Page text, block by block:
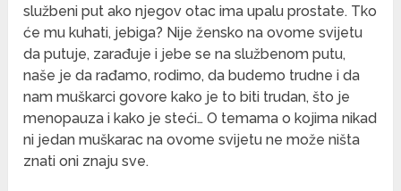
službeni put ako njegov otac ima upalu prostate. Tko
će mu kuhati, jebiga? Nije žensko na ovome svijetu
da putuje, zarađuje i jebe se na službenom putu,
naše je da rađamo, rodimo, da budemo trudne i da
nam muškarci govore kako je to biti trudan, što je
menopauza i kako je steći… O temama o kojima nikad
ni jedan muškarac na ovome svijetu ne može ništa
znati oni znaju sve.